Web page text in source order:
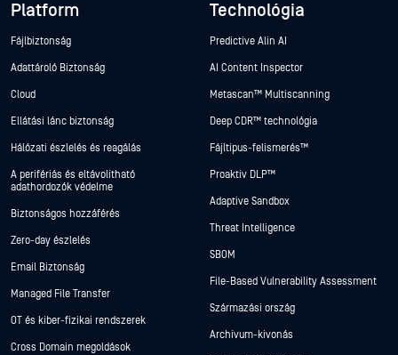
Platform
Fájlbiztonság
Adattároló Biztonság
Cloud
Ellátási lánc biztonság
Hálózati észlelés és reagálás
A perifériás és eltávolítható
adathordozók védelme
Biztonságos hozzáférés
Zero-day észlelés
Email Biztonság
Managed File Transfer
OT és kiber-fizikai rendszerek
Cross Domain megoldások
Technológia
Predictive Alin AI
AI Content Inspector
Metascan™ Multiscanning
Deep CDR™ technológia
Fájltípus-felismerés™
Proaktív DLP™
Adaptive Sandbox
Threat Intelligence
SBOM
File-Based Vulnerability Assessment
Származási ország
Archívum-kivonás